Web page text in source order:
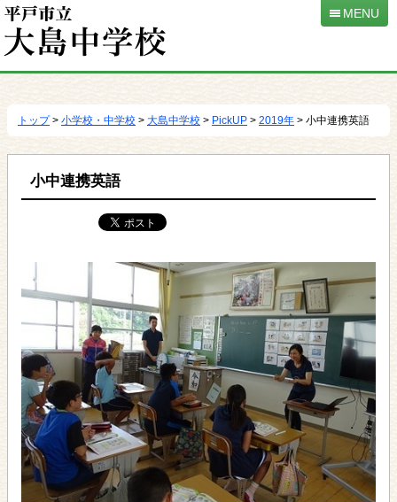
移
MENU
トップ> 小学校・中学校 > 大島中学校 > PickUP > 2019年 > 小中連携英語
小中連携英語